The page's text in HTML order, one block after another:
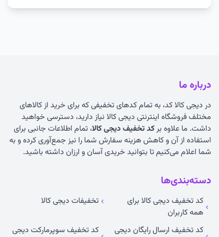
درباره ما
در دیجی کالا کد، به تمام کدهای تخفیفی که برای خرید از کالاهای
مختلف فروشگاه اینترنتی دیجی کالا نیاز دارید، دسترسی خواهید
داشت. ما علاوه برکد تخفیف دیجی کالا، تمام اطلاعات جانبی برای
استفاده از آن و کاهش هزینه سفارش شما را نیز جمع‌آوری کرده و به
شما اعلام می‌کنیم تا بتوانید خریدی آسان و ارزان داشته باشید.
دسته‌بندی‌ها
کد تخفیف دیجی کالا برای
همه کاربران
تخفیفات دیجی کالا
کد تخفیف ارسال رایگان دیجی
کد تخفیف سوپرمارکت دیجی